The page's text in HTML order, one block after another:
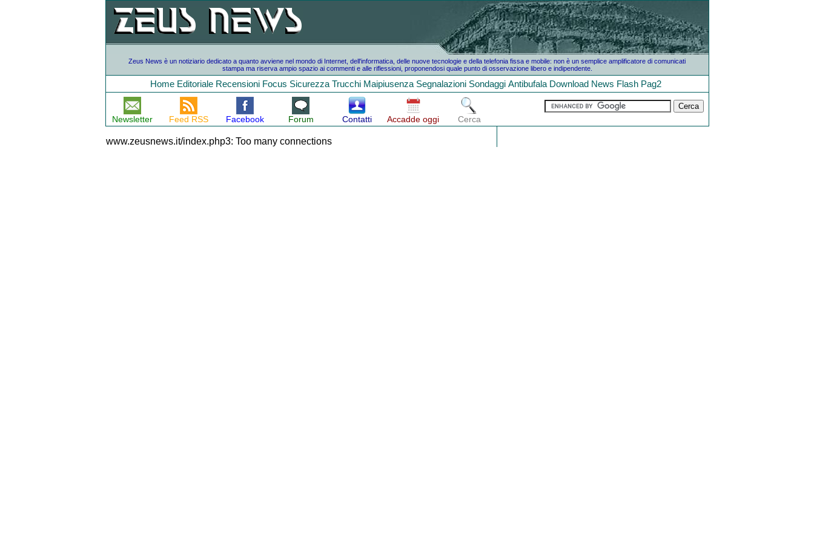
Zeus News è un notiziario dedicato a quanto avviene nel mondo di Internet, dell'informatica, delle nuove tecnologie e della telefonia fissa e mobile: non è un semplice amplificatore di comunicati
stampa ma riserva ampio spazio ai commenti e alle riflessioni, proponendosi quale punto di osservazione libero e indipendente.
Home Editoriale Recensioni Focus Sicurezza Trucchi Maipiusenza Segnalazioni Sondaggi Antibufala Download News Flash Pag2
Newsletter Feed RSS Facebook Forum Contatti Accadde oggi Cerca
www.zeusnews.it/index.php3: Too many connections